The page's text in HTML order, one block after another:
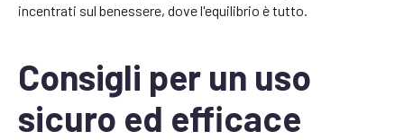
incentrati sul benessere, dove l'equilibrio è tutto.
Consigli per un uso
sicuro ed efficace